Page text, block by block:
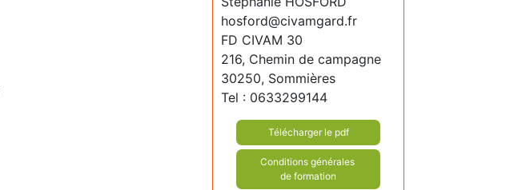
hosford@civamgard.fr
FD CIVAM 30
216, Chemin de campagne
30250, Sommières
Tel : 0633299144
Télécharger le pdf
Conditions générales
de formation